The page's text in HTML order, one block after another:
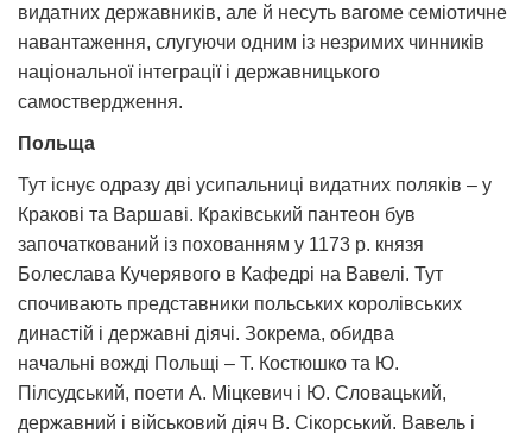
видатних державників, але й несуть вагоме семіотичне
навантаження, слугуючи одним із незримих чинників
національної інтеграції і державницького
самоствердження.
Польща
Тут існує одразу дві усипальниці видатних поляків – у
Кракові та Варшаві. Краківський пантеон був
започаткований із похованням у 1173 р. князя
Болеслава Кучерявого в Кафедрі на Вавелі. Тут
спочивають представники польських королівських
династій і державні діячі. Зокрема, обидва
начальні вожді Польщі – Т. Костюшко та Ю.
Пілсудський, поети А. Міцкевич і Ю. Словацький,
державний і військовий діяч В. Сікорський. Вавель і